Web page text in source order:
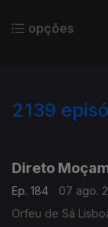
opções
2139
Direto
Ep. 184
07 ago.
Orfeu de Sá